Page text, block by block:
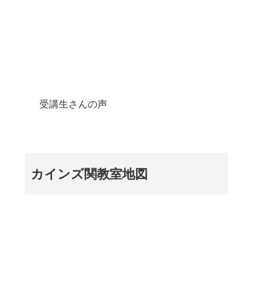
受講生さんの声
カインズ関教室地図